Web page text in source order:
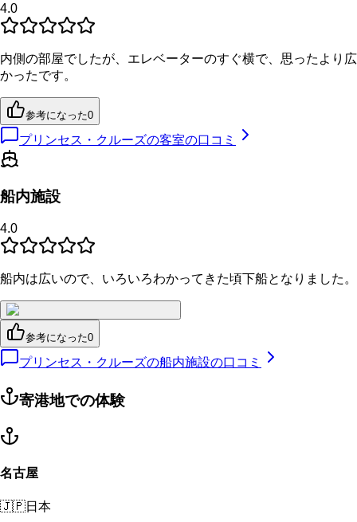
4.0
内側の部屋でしたが、エレベーターのすぐ横で、思ったより広
かったです。
参考になった0
プリンセス・クルーズの客室の口コミ
船内施設
4.0
船内は広いので、いろいろわかってきた頃下船となりました。
参考になった0
プリンセス・クルーズの船内施設の口コミ
寄港地での体験
名古屋
🇯🇵日本